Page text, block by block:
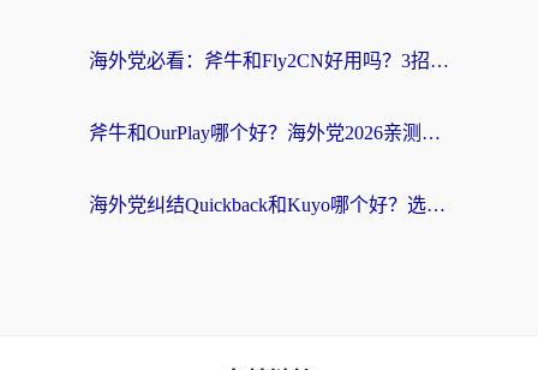
海外党必看：斧牛和Fly2CN好用吗？3招教你选对回国加速器（附免费试用攻略）
斧牛和OurPlay哪个好？海外党2026亲测：选对加速器，国内资源秒加载
海外党纠结Quickback和Kuyo哪个好？选对回国加速器才能无缝刷国内资源